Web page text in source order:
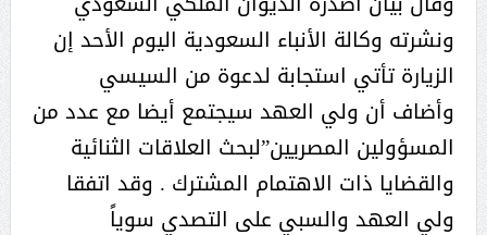
ونشرته وكالة الأنباء السعودية اليوم الأحد إن
الزيارة تأتي استجابة لدعوة من السيسي
وأضاف أن ولي العهد سيجتمع أيضا مع عدد من
المسؤولين المصريين”لبحث العلاقات الثنائية
والقضايا ذات الاهتمام المشترك . وقد اتفقا
ولي العهد والسبي على التصدي سوياً